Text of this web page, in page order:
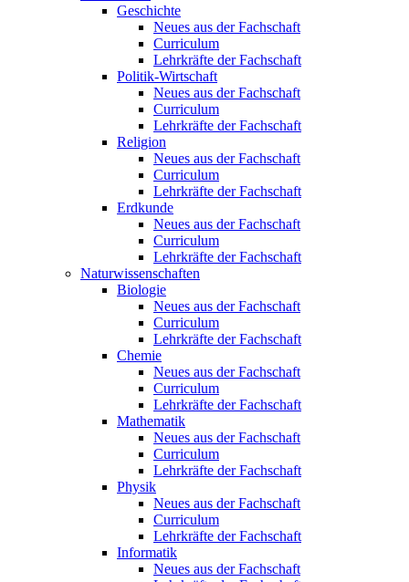
Geschichte
Neues aus der Fachschaft
Curriculum
Lehrkräfte der Fachschaft
Politik-Wirtschaft
Neues aus der Fachschaft
Curriculum
Lehrkräfte der Fachschaft
Religion
Neues aus der Fachschaft
Curriculum
Lehrkräfte der Fachschaft
Erdkunde
Neues aus der Fachschaft
Curriculum
Lehrkräfte der Fachschaft
Naturwissenschaften
Biologie
Neues aus der Fachschaft
Curriculum
Lehrkräfte der Fachschaft
Chemie
Neues aus der Fachschaft
Curriculum
Lehrkräfte der Fachschaft
Mathematik
Neues aus der Fachschaft
Curriculum
Lehrkräfte der Fachschaft
Physik
Neues aus der Fachschaft
Curriculum
Lehrkräfte der Fachschaft
Informatik
Neues aus der Fachschaft